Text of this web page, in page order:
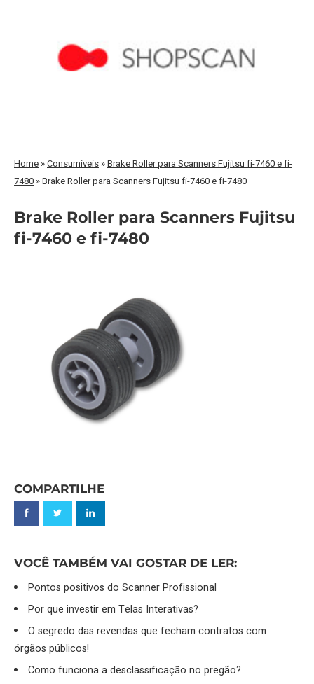
Home »Consumíveis »Brake Roller para Scanners Fujitsu fi-7460 e fi-
7480 »Brake Roller para Scanners Fujitsu fi-7460 e fi-7480
Brake Roller para Scanners Fujitsu
fi-7460 e fi-7480
COMPARTILHE
VOCÊ TAMBÉM VAI GOSTAR DE LER:
Pontos positivos do Scanner Profissional
Por que investir em Telas Interativas?
O segredo das revendas que fecham contratos com
órgãos públicos!
Como funciona a desclassificação no pregão?